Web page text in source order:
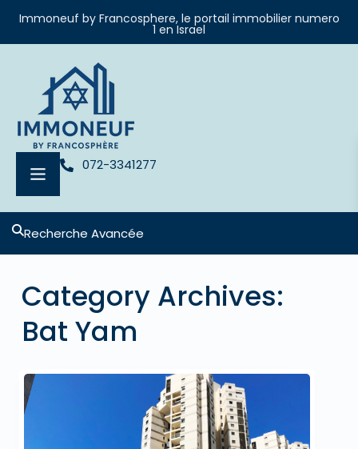
Immoneuf by Francosphere, le portail immobilier numero
1 en Israel
072-3341277
Recherche Avancée
Category Archives:
Bat Yam